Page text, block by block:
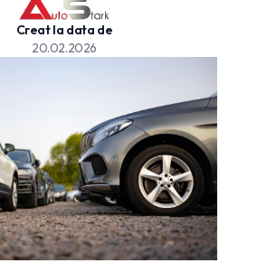
Creat la data de
20.02.2026